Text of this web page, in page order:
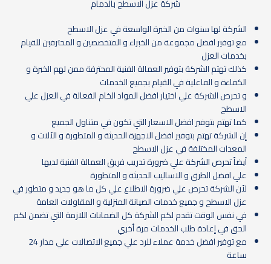
شركة عزل الاسطح بالدمام
الشركة لها سنوات من الخبرة الواسعة في عزل الاسطح
مع توفير افضل مجموعة من الخبراء و المتخصصين و المحترفين للقيام
بخدمات العزل
كذلك تهتم الشركة بتوفير العمالة الفنية المحترفة ممن لهم الخبرة و
الكفاءة و الفاعلية في القيام بجميع الخدمات
و تحرص الشركة علي اختيار افضل المواد الخام الفعالة في العزل علي
الاسطح
كما تهتم بتوفير افضل الاسعار التي تكون في متناول الجميع
إن الشركة تهتم بتوفير افضل الاجهزة الحديثة و المتطورة و الآلات و
المعدات المختلفة في عزل الاسطح
أيضاً تحرص الشركة علي ضرورة تدريب فريق العمالة الفنية لديها
علي افضل الطرق و الاساليب الحديثة و المتطورة
لأن الشركة تحرص علي ضرورة الاطلاع علي كل ما هو جديد و متطور في
عزل الاسطح و جميع خدمات الصيانة المنزلية و المقاولات العامة
في نفس الوقت تقدم لكم الشركة كل الضمانات اللازمة التي تضمن لكم
الحق في إعادة طلب الخدمات مرة أخري
مع توفير افضل خدمة عملاء للرد علي جميع الاتصالات علي مدار 24
ساعة